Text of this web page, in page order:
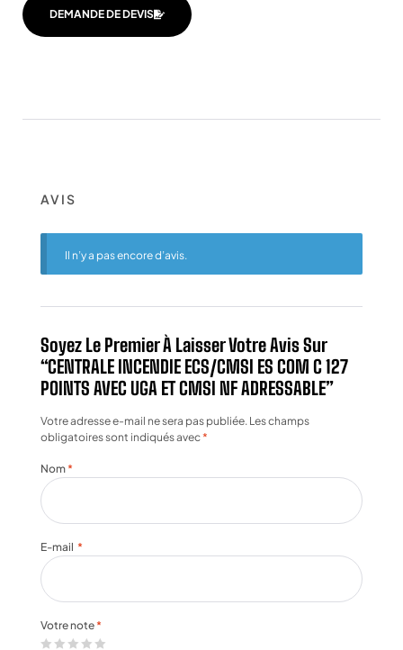
DEMANDE DE DEVIS
AVIS
Il n’y a pas encore d’avis.
Soyez Le Premier À Laisser Votre Avis Sur
“CENTRALE INCENDIE ECS/CMSI ES COM C 127
POINTS AVEC UGA ET CMSI NF ADRESSABLE”
Votre adresse e-mail ne sera pas publiée. Les champs
obligatoires sont indiqués avec*
Votre note *
Nom *
E-mail *